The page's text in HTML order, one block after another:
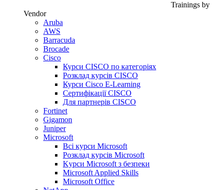
Trainings by
Vendor
Aruba
AWS
Barracuda
Brocade
Cisco
Курси CISCO по категоріях
Розклад курсів CISCO
Курси Cisco E-Learning
Сертифікації CISCO
Для партнерів CISCO
Fortinet
Gigamon
Juniper
Microsoft
Всі курси Microsoft
Розклад курсів Microsoft
Kyрси Microsoft з безпеки
Microsoft Applied Skills
Microsoft Office